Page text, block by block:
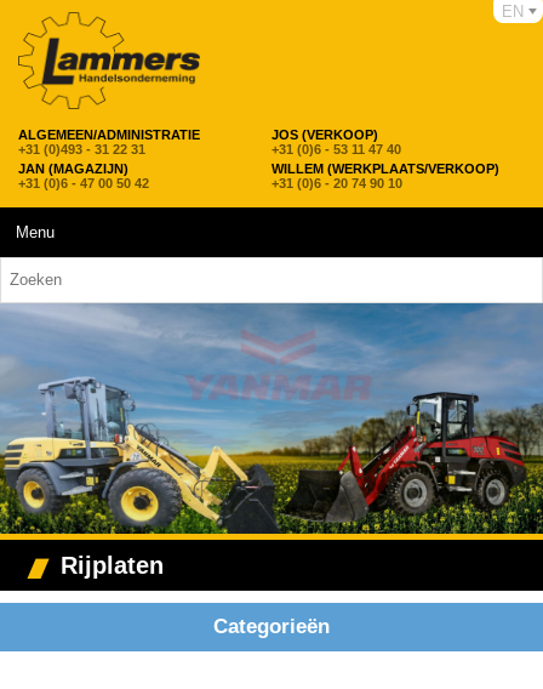
ALGEMEEN/ADMINISTRATIE
+31 (0)493 - 31 22 31
JOS (VERKOOP)
+31 (0)6 - 53 11 47 40
JAN (MAGAZIJN)
+31 (0)6 - 47 00 50 42
WILLEM (WERKPLAATS/VERKOOP)
+31 (0)6 - 20 74 90 10
EN
Menu
Rijplaten
Categorieën